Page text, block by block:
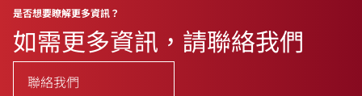
是否想要瞭解更多資訊？
如需更多資訊，請聯絡我們
聯絡我們